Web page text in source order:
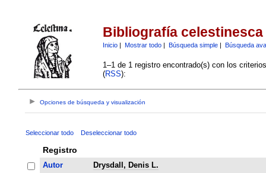
Bibliografía celestinesca
Inicio| Mostrar todo| Búsqueda simple| Búsqueda
1–1 de 1 registro encontrado(s) con los
(RSS):
Opciones de búsqueda y visualización
Seleccionar todo Deseleccionar todo
Registro
Autor
Drysdall, Denis L.